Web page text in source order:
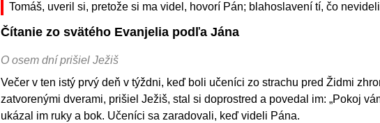
Tomáš, uveril si, pretože si ma videl, hovorí Pán; blahoslavení tí, čo
Čítanie zo svätého Evanjelia podľa Jána
O osem dní prišiel Ježiš
Večer v ten istý prvý deň v týždni, keď boli učeníci zo strachu pred Židmi
zatvorenými dverami, prišiel Ježiš, stal si doprostred a povedal im: „Pokoj
ukázal im ruky a bok. Učeníci sa zaradovali, keď videli Pána.